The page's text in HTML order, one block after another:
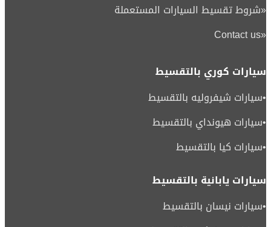
«شروط تقسيط السيارات المستعملة
«
Contact us
سيارات كوري بالتقسيط
•سيارات شيفروليه بالتقسيط
•سيارات هيونداي بالتقسيط
•سيارات كيا بالتقسيط
سيارات يابانية بالتقسيط
•سيارات نيسان بالتقسيط